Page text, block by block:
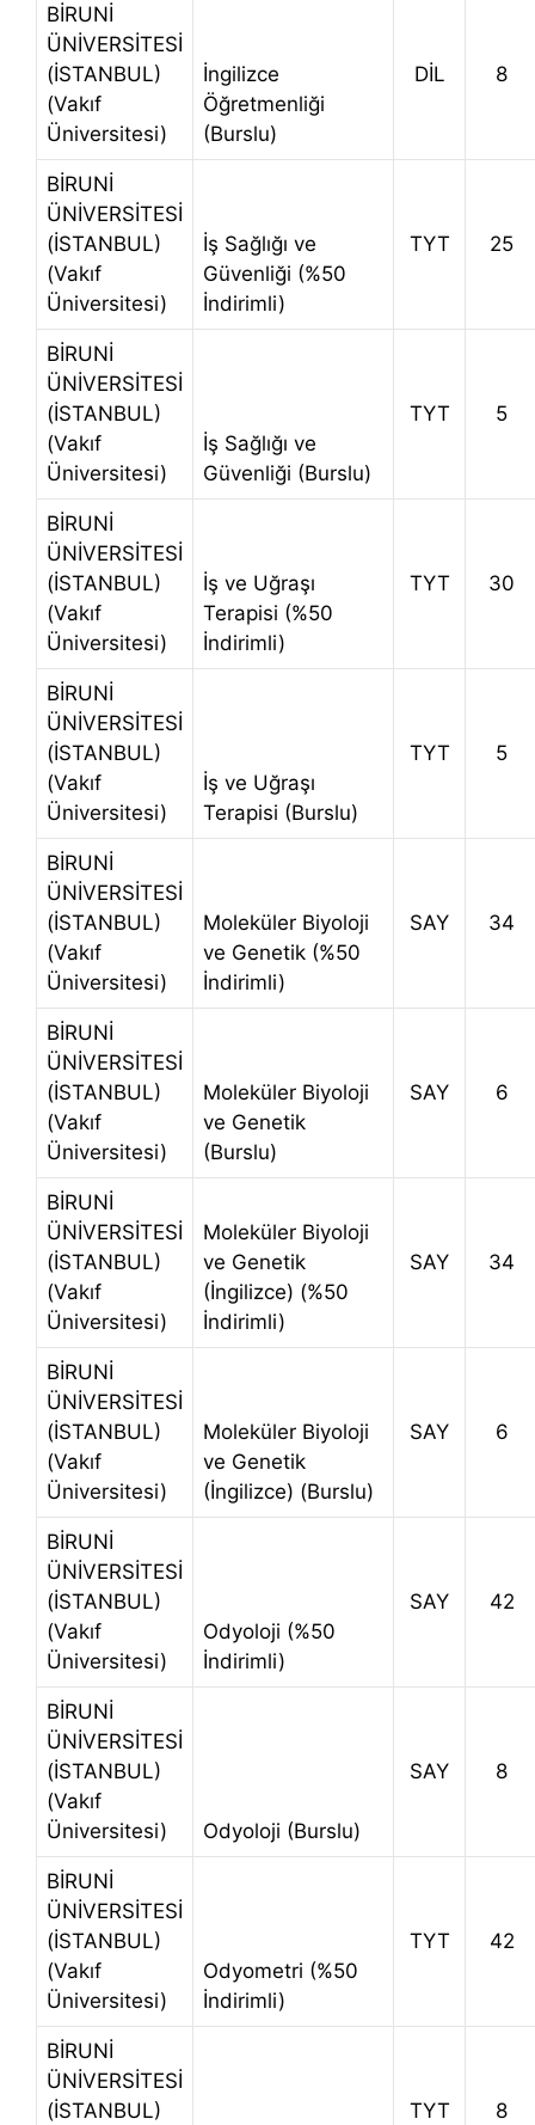
BİRUNİ
ÜNİVERSİTESİ
(İSTANBUL)
(Vakıf
Üniversitesi)
İngilizce
Öğretmenliği
(Burslu)
DİL 8
BİRUNİ
ÜNİVERSİTESİ
(İSTANBUL)
(Vakıf
Üniversitesi)
İş Sağlığı ve
Güvenliği (%50
İndirimli)
TYT 25
BİRUNİ
ÜNİVERSİTESİ
(İSTANBUL)
(Vakıf
Üniversitesi)
İş Sağlığı ve
Güvenliği (Burslu)
TYT 5
BİRUNİ
ÜNİVERSİTESİ
(İSTANBUL)
(Vakıf
Üniversitesi)
İş ve Uğraşı
Terapisi (%50
İndirimli)
TYT 30
BİRUNİ
ÜNİVERSİTESİ
(İSTANBUL)
(Vakıf
Üniversitesi)
İş ve Uğraşı
Terapisi (Burslu)
TYT 5
BİRUNİ
ÜNİVERSİTESİ
(İSTANBUL)
(Vakıf
Üniversitesi)
Moleküler Biyoloji
ve Genetik (%50
İndirimli)
SAY 34
BİRUNİ
ÜNİVERSİTESİ
(İSTANBUL)
(Vakıf
Üniversitesi)
Moleküler Biyoloji
ve Genetik
(Burslu)
SAY 6
BİRUNİ
ÜNİVERSİTESİ
(İSTANBUL)
(Vakıf
Üniversitesi)
Moleküler Biyoloji
ve Genetik
(İngilizce) (%50
İndirimli)
SAY 34
BİRUNİ
ÜNİVERSİTESİ
(İSTANBUL)
(Vakıf
Üniversitesi)
Moleküler Biyoloji
ve Genetik
(İngilizce) (Burslu)
SAY 6
BİRUNİ
ÜNİVERSİTESİ
(İSTANBUL)
(Vakıf
Üniversitesi)
Odyoloji (%50
İndirimli)
SAY 42
BİRUNİ
ÜNİVERSİTESİ
(İSTANBUL)
(Vakıf
Üniversitesi)
Odyoloji (Burslu)
SAY 8
BİRUNİ
ÜNİVERSİTESİ
(İSTANBUL)
(Vakıf
Üniversitesi)
Odyometri (%50
İndirimli)
TYT 42
BİRUNİ
ÜNİVERSİTESİ
(İSTANBUL)
TYT 8